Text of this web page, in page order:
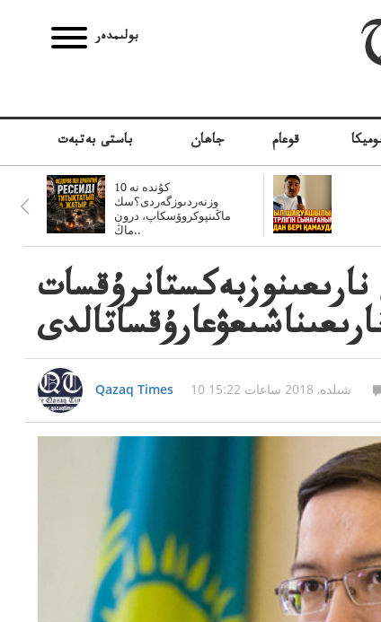
بولىمدەر
باستى بەتبەت جاھان قوعام
10 كۇندە نە
وزنەردىوزگەردى؟سك
ماڭىنپوكروۆسكاپ، درون
ماڭ..
Qazaq Times 10 شىلدە, 2018 ساعات 15:22